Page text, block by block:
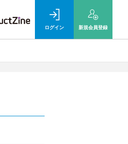
ログイン 新規会員登録